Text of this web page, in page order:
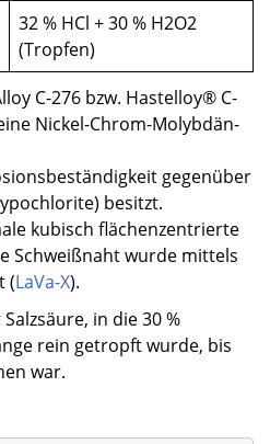
32 % HCl + 30 % H2O2
(Tropfen)
C-276 bzw. Hastelloy® C-
Nickel-Chrom-Molybdän-
gegenüber
besitzt.
kubisch flächenzentrierte
Schweißnaht wurde mittels
(LaVa-X).
in die 30 %
rein getropft wurde, bis
war.